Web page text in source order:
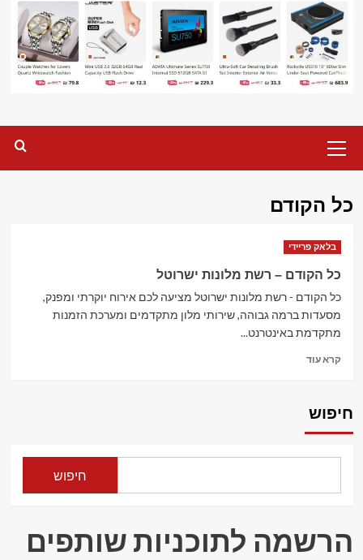
Menu
כל הקודם
בלאק פריידי
כל הקודם – רשת מלונות ישרוטל
כל הקודם - רשת מלונות ישרוטל מציעה לכם אירוח יוקרתי ומפנק,
מסעדות ברמה גבוהה, שירותי מלון מתקדמים ומערכת הזמנות
מתקדמת באינטרנט...
קרא עודRead
–
חיפוש
חיפוש
הרשמה לתוכניות שותפים